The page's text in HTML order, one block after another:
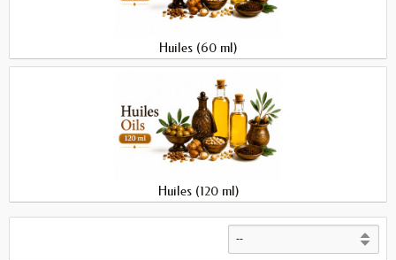
Huiles (60 ml)
Huiles (120 ml)